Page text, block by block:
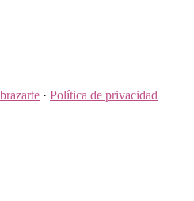
· Política de privacidad